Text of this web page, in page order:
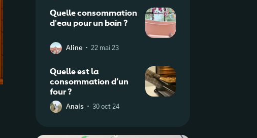
Quelle consommation
d'eau pour un bain ?
Aline · 22 mai 23
Quelle est la
consommation d’un
four ?
Anais · 30 oct 24